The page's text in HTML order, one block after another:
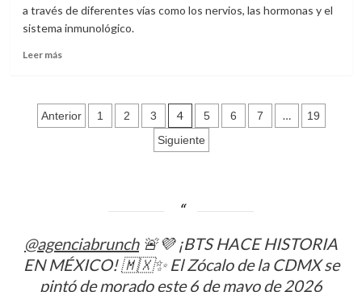
el
espectáculo Fun-
a través de diferentes vías como los nervios, las hormonas y el
sistema inmunológico.
Leer másLeer
que
al
mejorar
tu
estado
Paginación
Anterior 1 2 3 4 5 6 7 …
19
Siguiente
@agenciabrunch🚨💜 ¡BTS HACE HISTORIA
EN MÉXICO! 🇲🇽✨ El Zócalo de la CDMX se
pintó de morado este 6 de mayo de 2026